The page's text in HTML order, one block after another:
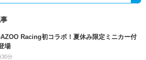
Racing初コラボ！夏休み限定ミニカー付
場
30分